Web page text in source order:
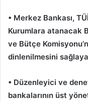
• Merkez Bankası,
Kurumlara atanacak
ve Bütçe
dinlenilmesini
• Düzenleyici ve
bankalarının üst